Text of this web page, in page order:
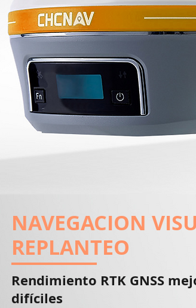
NAVEGACION
REPLANTEO
Rendimiento RTK GNSS
difíciles